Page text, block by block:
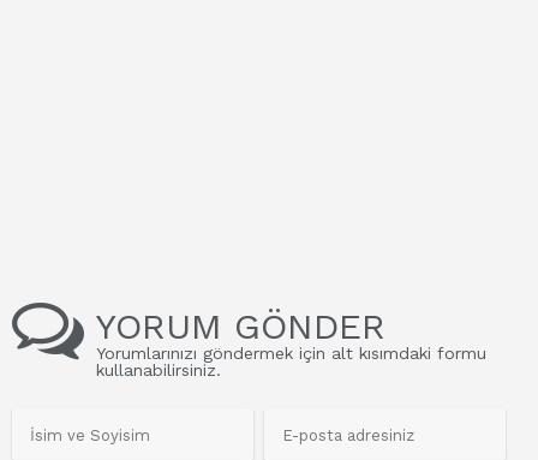
YORUM GÖNDER
Yorumlarınızı göndermek için alt kısımdaki formu
kullanabilirsiniz.